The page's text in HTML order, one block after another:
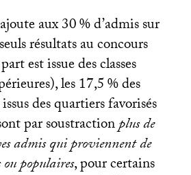
aux 30% d’admis sur
résultats au concours
est issue des classes
les 17,5% des
des quartiers favorisés
par soustractionplus de
admis qui proviennent de
populaires, pour certains